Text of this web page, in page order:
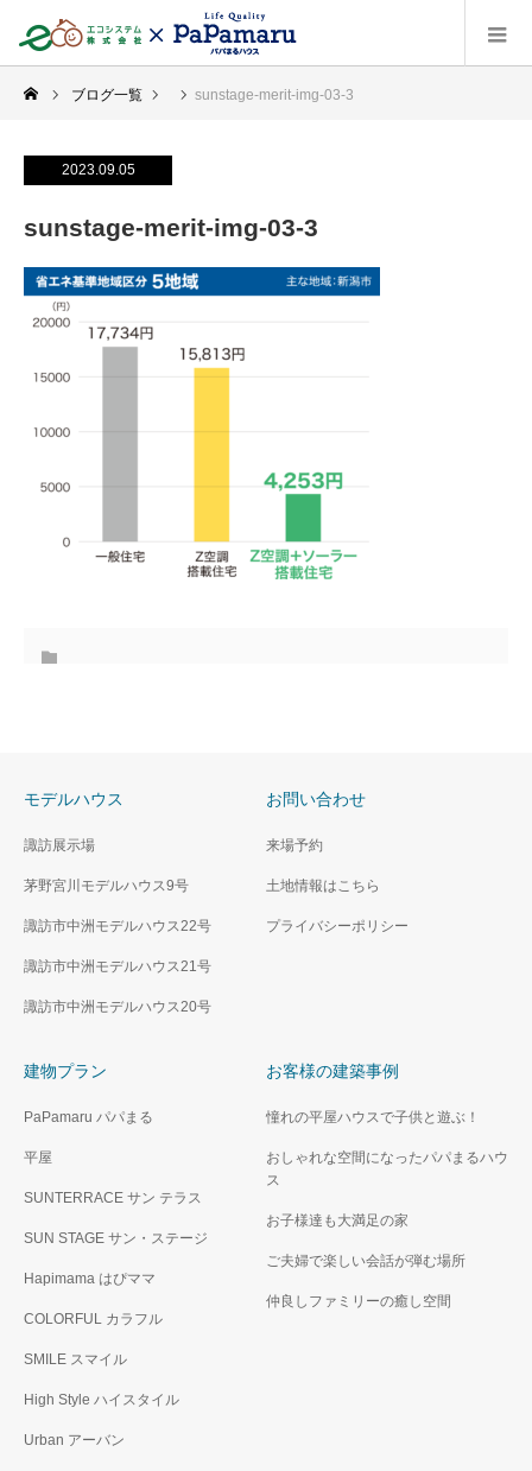
ブログ一覧 sunstage-merit-img-03-3
2023.09.05
sunstage-merit-img-03-3
モデルハウス
諏訪展示場
茅野宮川モデルハウス9号
諏訪市中洲モデルハウス22号
諏訪市中洲モデルハウス21号
諏訪市中洲モデルハウス20号
お問い合わせ
来場予約
土地情報はこちら
プライバシーポリシー
建物プラン
PaPamaru パパまる
平屋
SUNTERRACE サン テラス
SUN STAGE サン・ステージ
Hapimama はぴママ
COLORFUL カラフル
SMILE スマイル
High Style ハイスタイル
Urban アーバン
お客様の建築事例
憧れの平屋ハウスで子供と遊ぶ！
おしゃれな空間になったパパまるハウ
ス
お子様達も大満足の家
ご夫婦で楽しい会話が弾む場所
仲良しファミリーの癒し空間